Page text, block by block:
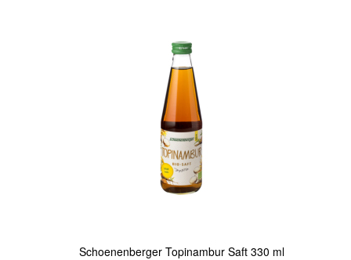
Schoenenberger Topinambur Saft 330 ml